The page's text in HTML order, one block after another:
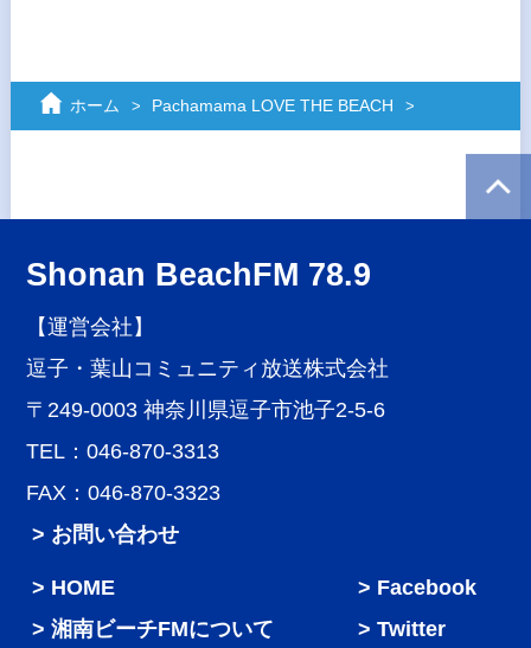
ホーム Pachamama LOVE THE BEACH
Shonan BeachFM 78.9
【運営会社】
逗子・葉山コミュニティ放送株式会社
〒249-0003 神奈川県逗子市池子2-5-6
TEL：046-870-3313
FAX：046-870-3323
> お問い合わせ
HOME
湘南ビーチFMについて
Facebook
Twitter